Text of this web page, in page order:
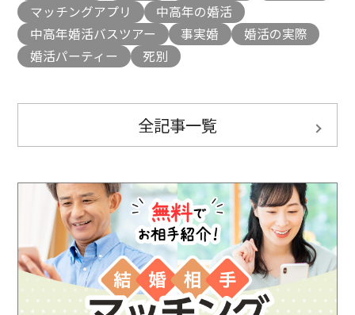
マッチングアプリ
中高年の婚活
中高年婚活バスツアー
事実婚
婚活の実際
婚活パーティー
死別
全記事一覧